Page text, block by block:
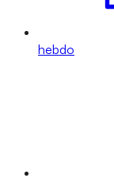
hebdo